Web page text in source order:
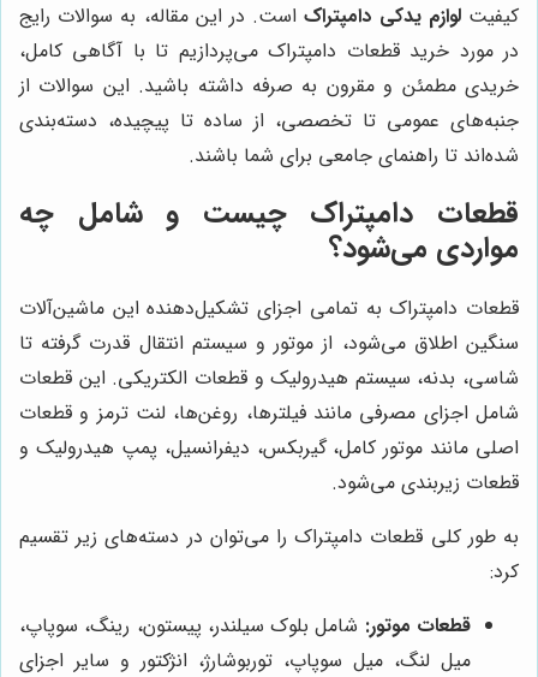
کیفیتلوازم یدکی دامپتراکاست. در این مقاله، به سوالات رایج
در مورد خرید قطعات دامپتراک می‌پردازیم تا با آگاهی کامل،
خریدی مطمئن و مقرون به صرفه داشته باشید. این سوالات از
جنبه‌های عمومی تا تخصصی، از ساده تا پیچیده، دسته‌بندی
شده‌اند تا راهنمای جامعی برای شما باشند.
قطعات دامپتراک چیست و شامل چه
مواردی می‌شود؟
قطعات دامپتراک به تمامی اجزای تشکیل‌دهنده این ماشین‌آلات
سنگین اطلاق می‌شود، از موتور و سیستم انتقال قدرت گرفته تا
شاسی، بدنه، سیستم هیدرولیک و قطعات الکتریکی. این قطعات
شامل اجزای مصرفی مانند فیلترها، روغن‌ها، لنت ترمز و قطعات
اصلی مانند موتور کامل، گیربکس، دیفرانسیل، پمپ هیدرولیک و
قطعات زیربندی می‌شود.
به طور کلی قطعات دامپتراک را می‌توان در دسته‌های زیر تقسیم
کرد:
قطعات موتور: شامل بلوک سیلندر، پیستون، رینگ، سوپاپ،
میل لنگ، میل سوپاپ، توربوشارژ، انژکتور و سایر اجزای